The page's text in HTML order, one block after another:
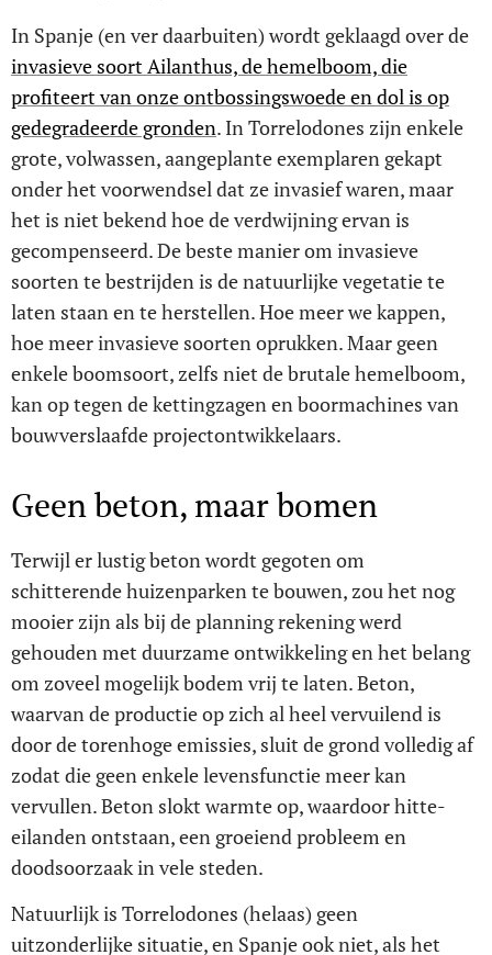
In Spanje (en ver daarbuiten) wordt geklaagd over de
invasieve soort Ailanthus, de hemelboom, die
profiteert van onze ontbossingswoede en dol is op
gedegradeerde gronden. In Torrelodones zijn enkele
grote, volwassen, aangeplante exemplaren gekapt
onder het voorwendsel dat ze invasief waren, maar
het is niet bekend hoe de verdwijning ervan is
gecompenseerd. De beste manier om invasieve
soorten te bestrijden is de natuurlijke vegetatie te
laten staan en te herstellen. Hoe meer we kappen,
hoe meer invasieve soorten oprukken. Maar geen
enkele boomsoort, zelfs niet de brutale hemelboom,
kan op tegen de kettingzagen en boormachines van
bouwverslaafde projectontwikkelaars.
Geen beton, maar bomen
Terwijl er lustig beton wordt gegoten om
schitterende huizenparken te bouwen, zou het nog
mooier zijn als bij de planning rekening werd
gehouden met duurzame ontwikkeling en het belang
om zoveel mogelijk bodem vrij te laten. Beton,
waarvan de productie op zich al heel vervuilend is
door de torenhoge emissies, sluit de grond volledig af
zodat die geen enkele levensfunctie meer kan
vervullen. Beton slokt warmte op, waardoor hitte-
eilanden ontstaan, een groeiend probleem en
doodsoorzaak in vele steden.
Natuurlijk is Torrelodones (helaas) geen
uitzonderlijke situatie, en Spanje ook niet, als het